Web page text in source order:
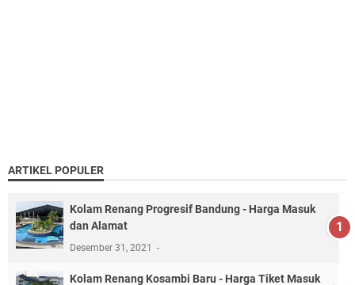
ARTIKEL POPULER
Kolam Renang Progresif Bandung - Harga Masuk
dan Alamat
Desember 31, 2021
Kolam Renang Kosambi Baru - Harga Tiket Masuk